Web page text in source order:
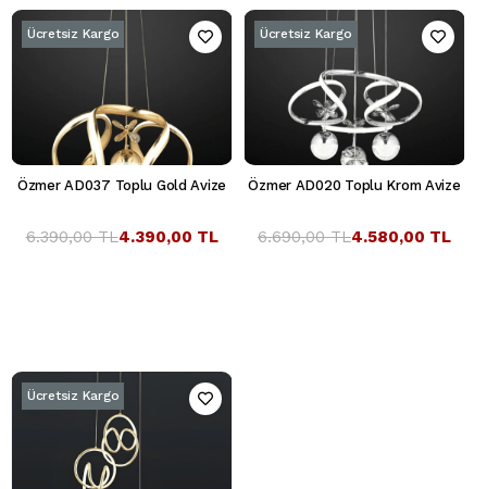
Özmer AD037 Toplu Gold Avize
4.390,00 TL
6.390,00 TL
Ücretsiz Kargo
Özmer AD020 Toplu Krom Avize
4.580,00 TL
6.690,00 TL
Ücretsiz Kargo
Ücretsiz Kargo